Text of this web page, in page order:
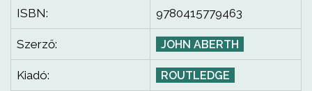
ISBN: 9780415779463
Szerző: JOHN ABERTH
Kiadó: ROUTLEDGE